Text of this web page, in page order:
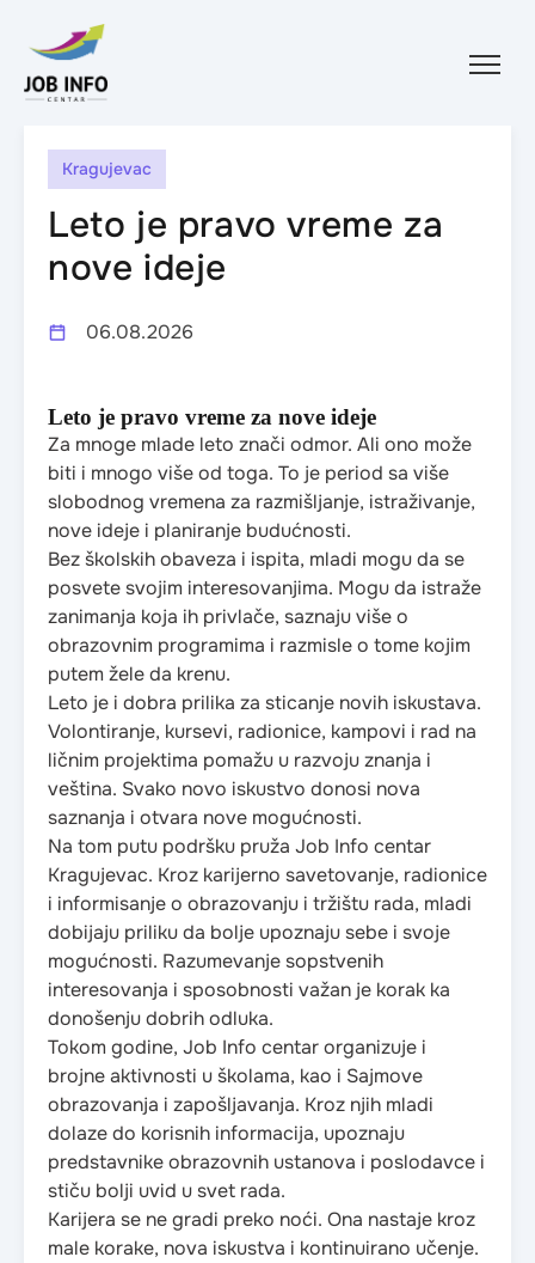
Skip to content
Kragujevac
Leto je pravo vreme za
nove ideje
06.08.2026
Leto je pravo vreme za nove ideje
Za mnoge mlade leto znači odmor. Ali ono može
biti i mnogo više od toga. To je period sa više
slobodnog vremena za razmišljanje, istraživanje,
nove ideje i planiranje budućnosti.
Bez školskih obaveza i ispita, mladi mogu da se
posvete svojim interesovanjima. Mogu da istraže
zanimanja koja ih privlače, saznaju više o
obrazovnim programima i razmisle o tome kojim
putem žele da krenu.
Leto je i dobra prilika za sticanje novih iskustava.
Volontiranje, kursevi, radionice, kampovi i rad na
ličnim projektima pomažu u razvoju znanja i
veština. Svako novo iskustvo donosi nova
saznanja i otvara nove mogućnosti.
Na tom putu podršku pruža Job Info centar
Kragujevac. Kroz karijerno savetovanje, radionice
i informisanje o obrazovanju i tržištu rada, mladi
dobijaju priliku da bolje upoznaju sebe i svoje
mogućnosti. Razumevanje sopstvenih
interesovanja i sposobnosti važan je korak ka
donošenju dobrih odluka.
Tokom godine, Job Info centar organizuje i
brojne aktivnosti u školama, kao i Sajmove
obrazovanja i zapošljavanja. Kroz njih mladi
dolaze do korisnih informacija, upoznaju
predstavnike obrazovnih ustanova i poslodavce i
stiču bolji uvid u svet rada.
Karijera se ne gradi preko noći. Ona nastaje kroz
male korake, nova iskustva i kontinuirano učenje.